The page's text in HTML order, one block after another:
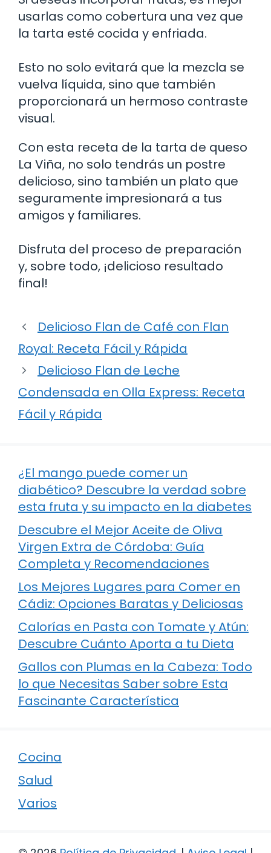
usarlas como cobertura una vez que
la tarta esté cocida y enfriada.
Esto no solo evitará que la mezcla se
vuelva líquida, sino que también
proporcionará un hermoso contraste
visual.
Con esta receta de la tarta de queso
La Viña, no solo tendrás un postre
delicioso, sino también un plato que
seguramente impresionará a tus
amigos y familiares.
Disfruta del proceso de preparación
y, sobre todo, ¡delicioso resultado
final!
Delicioso Flan de Café con Flan
Royal: Receta Fácil y Rápida
Delicioso Flan de Leche
Condensada en Olla Express: Receta
Fácil y Rápida
¿El mango puede comer un
diabético? Descubre la verdad sobre
esta fruta y su impacto en la diabetes
Descubre el Mejor Aceite de Oliva
Virgen Extra de Córdoba: Guía
Completa y Recomendaciones
Los Mejores Lugares para Comer en
Cádiz: Opciones Baratas y Deliciosas
Calorías en Pasta con Tomate y Atún:
Descubre Cuánto Aporta a tu Dieta
Gallos con Plumas en la Cabeza: Todo
lo que Necesitas Saber sobre Esta
Fascinante Característica
Cocina
Salud
Varios